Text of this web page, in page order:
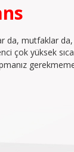
da, mutfaklar
çok yüksek